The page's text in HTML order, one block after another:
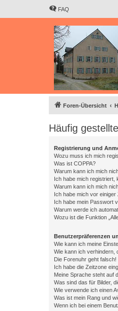
FAQ
Foren-Übersicht
Häufig
Registrierung und
Wozu muss ich mich
Was ist COPPA?
Warum kann ich mich
Ich habe mich registriert,
Warum kann ich mich
Ich habe mich vor
Ich habe mein Passwort
Warum werde ich
Wozu ist die Funktion
Benutzerpräferenzen
Wie kann ich meine
Wie kann ich verhindern,
Die Forenuhr geht falsch!
Ich habe die Zeitzone
Meine Sprache steht auf
Was sind das für Bilder,
Wie verwende ich einen
Was ist mein Rang und
Wenn ich bei einem